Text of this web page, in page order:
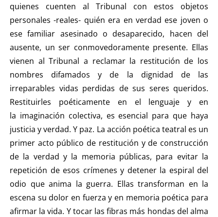
quienes cuenten al Tribunal con estos objetos
personales -reales- quién era en verdad ese joven o
ese familiar asesinado o desaparecido, hacen del
ausente, un ser conmovedoramente presente. Ellas
vienen al Tribunal a reclamar la restitución de los
nombres difamados y de la dignidad de las
irreparables vidas perdidas de sus seres queridos.
Restituirles poéticamente en el lenguaje y en
la imaginación colectiva, es esencial para que haya
justicia y verdad. Y paz. La acción poética teatral es un
primer acto público de restitución y de construcción
de la verdad y la memoria públicas, para evitar la
repetición de esos crímenes y detener la espiral del
odio que anima la guerra. Ellas transforman en la
escena su dolor en fuerza y en memoria poética para
afirmar la vida. Y tocar las fibras más hondas del alma